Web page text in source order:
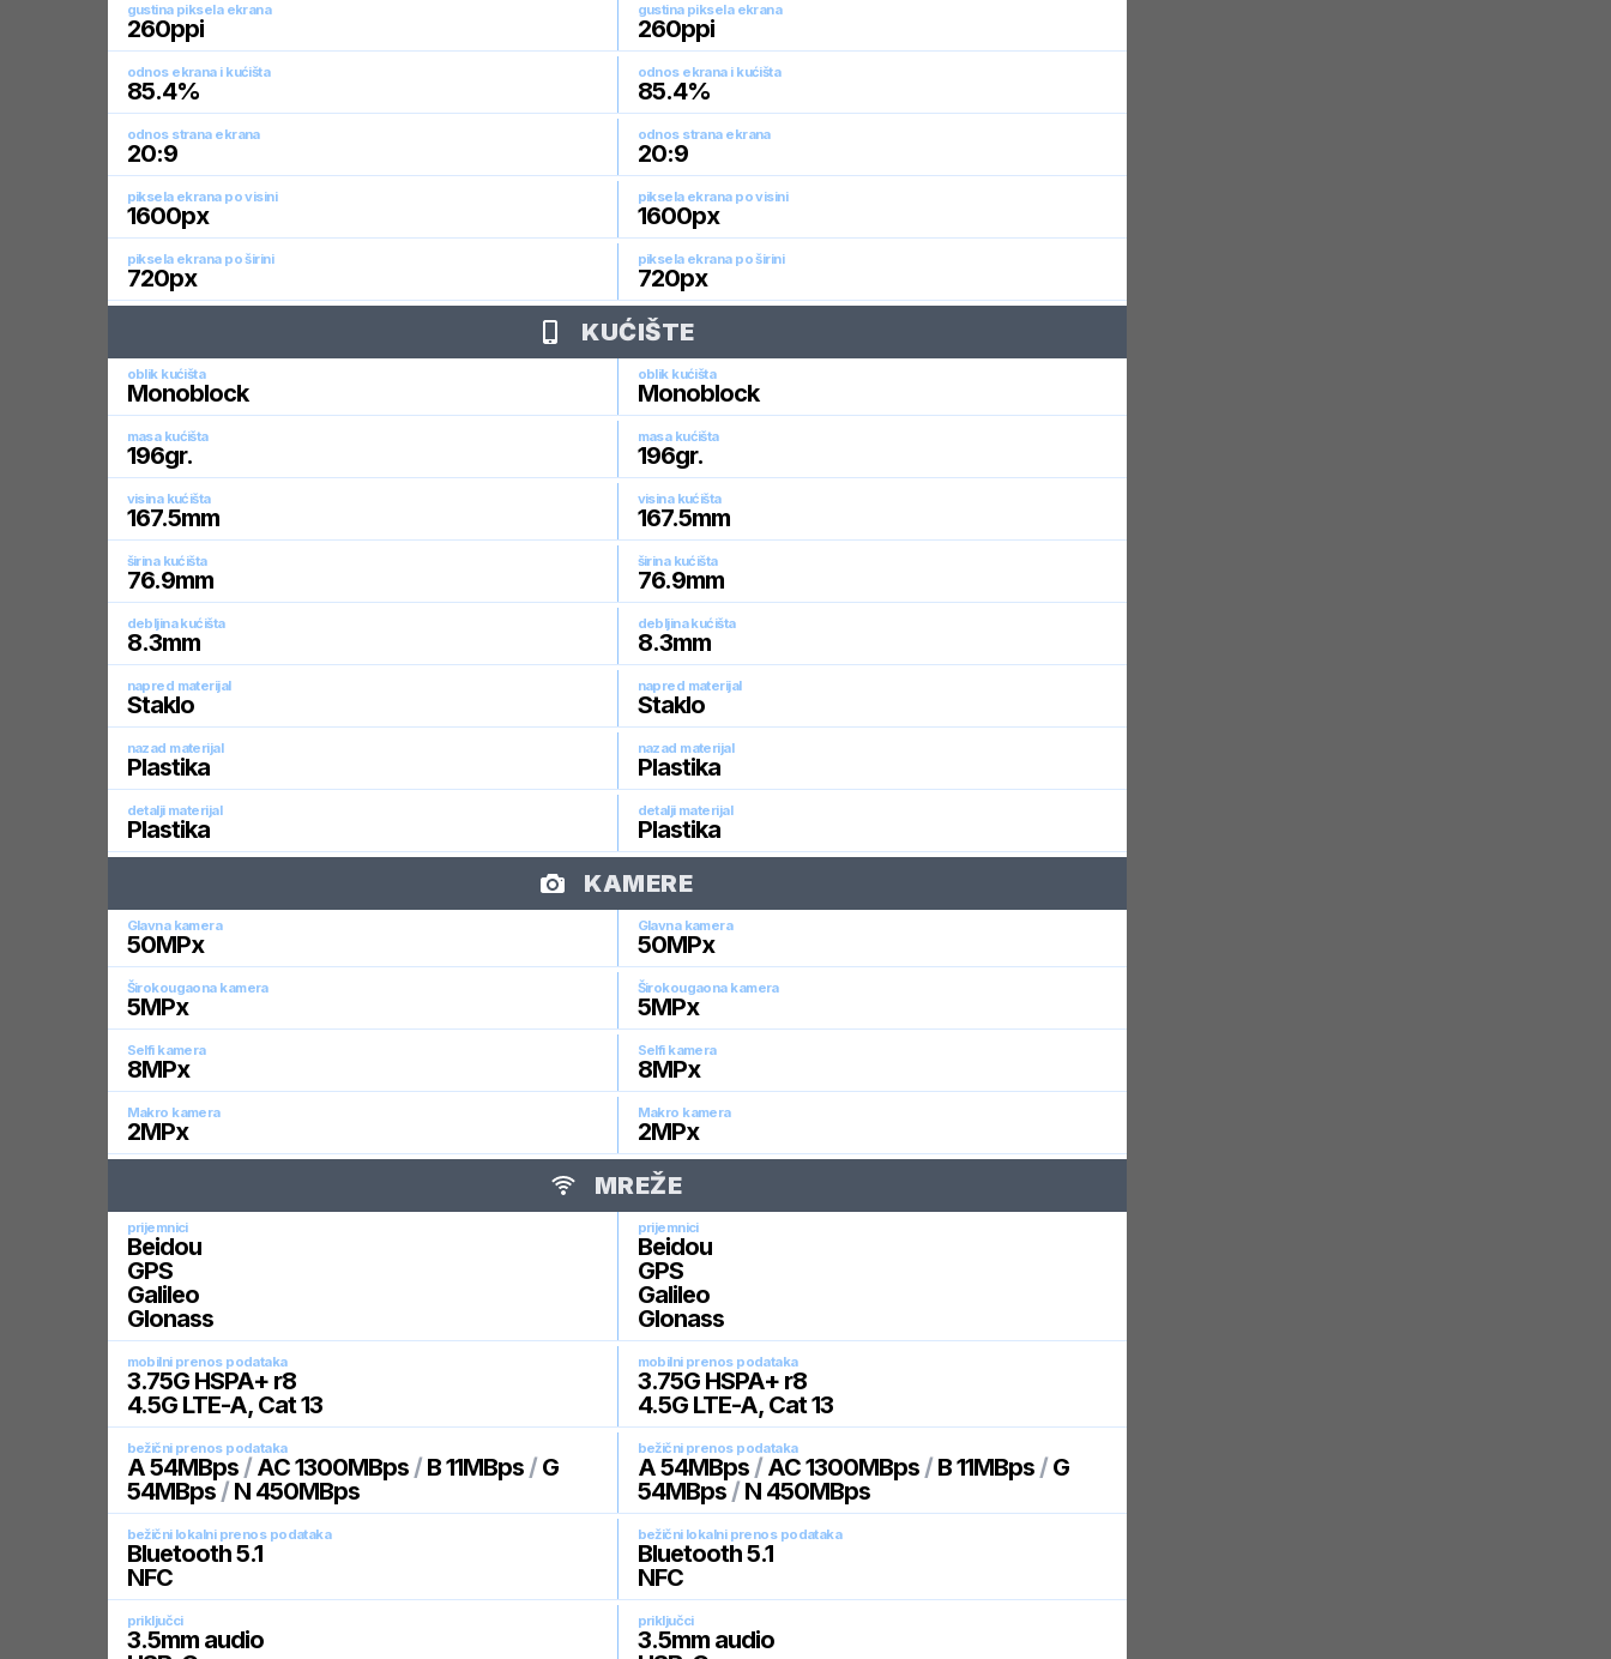
gustina piksela ekrana
260ppi
gustina piksela ekrana
260ppi
odnos ekrana i kućišta
85.4%
odnos ekrana i kućišta
85.4%
odnos strana ekrana
20:9
odnos strana ekrana
20:9
piksela ekrana po visini
1600px
piksela ekrana po visini
1600px
piksela ekrana po širini
720px
piksela ekrana po širini
720px
KUĆIŠTE
oblik kućišta
Monoblock
oblik kućišta
Monoblock
masa kućišta
196gr.
masa kućišta
196gr.
visina kućišta
167.5mm
visina kućišta
167.5mm
širina kućišta
76.9mm
širina kućišta
76.9mm
debljina kućišta
8.3mm
debljina kućišta
8.3mm
napred materijal
Staklo
napred materijal
Staklo
nazad materijal
Plastika
nazad materijal
Plastika
detalji materijal
Plastika
detalji materijal
Plastika
KAMERE
Glavna kamera
50MPx
Glavna kamera
50MPx
Širokougaona kamera
5MPx
Širokougaona kamera
5MPx
Selfi kamera
8MPx
Selfi kamera
8MPx
Makro kamera
2MPx
Makro kamera
2MPx
MREŽE
prijemnici
Beidou
GPS
Galileo
Glonass
prijemnici
Beidou
GPS
Galileo
Glonass
mobilni prenos podataka
3.75G HSPA+ r8
4.5G LTE-A, Cat 13
mobilni prenos podataka
3.75G HSPA+ r8
4.5G LTE-A, Cat 13
bežični prenos podataka
A 54MBps/ AC 1300MBps/ B 11MBps/ G
54MBps/ N 450MBps
bežični prenos podataka
A 54MBps/ AC 1300MBps/ B 11MBps/ G
54MBps/ N 450MBps
bežični lokalni prenos podataka
Bluetooth 5.1
NFC
bežični lokalni prenos podataka
Bluetooth 5.1
NFC
priključci
3.5mm audio
priključci
3.5mm audio